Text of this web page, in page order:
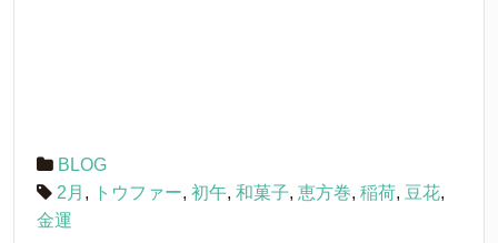
BLOG
2月 , トウファー, 初午, 和菓子, 恵方巻, 稲荷, 豆花,
金運